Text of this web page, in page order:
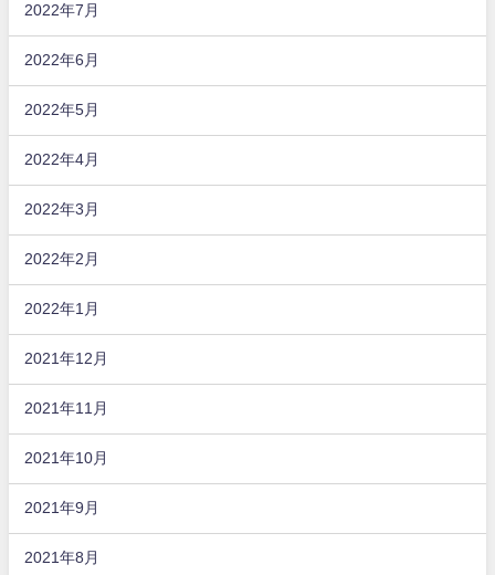
2022年7月
2022年6月
2022年5月
2022年4月
2022年3月
2022年2月
2022年1月
2021年12月
2021年11月
2021年10月
2021年9月
2021年8月